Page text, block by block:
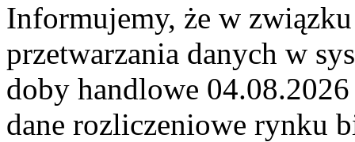
Informujemy, że w
przetwarzania danych w
doby handlowe
dane rozliczeniowe rynku